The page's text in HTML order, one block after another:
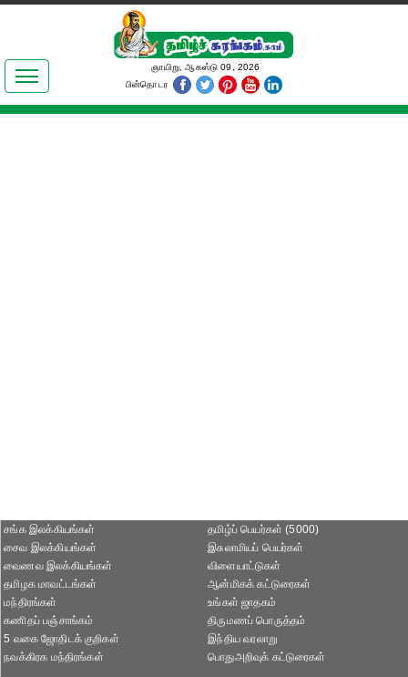
இலக்கியங்கள்
தமிழ் உலகம்
ஞாயிறு, ஆகஸ்டு 09, 2026
பின்தொடர
சங்க இலக்கியங்கள்
சைவ இலக்கியங்கள்
வைணவ இலக்கியங்கள்
தமிழக மாவட்டங்கள்
தமிழ்ப் பெயர்கள் (5000)
இசுலாமியப் பெயர்கள்
விளையாட்டுகள்
ஆன்மிகக் கட்டுரைகள்
மந்திரங்கள்
கணிதப் பஞ்சாங்கம்
5 வகை ஜோதிடக் குறிகள்
நவக்கிரக மந்திரங்கள்
உங்கள் ஜாதகம்
திருமணப் பொருத்தம்
இந்திய வரலாறு
பொதுஅறிவுக் கட்டுரைகள்